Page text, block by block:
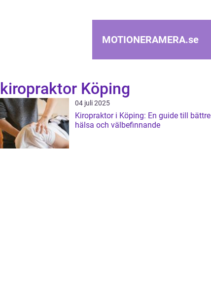
MOTIONERAMERA.se
kiropraktor Köping
04 juli 2025
Kiropraktor i Köping: En guide till bättre
hälsa och välbefinnande